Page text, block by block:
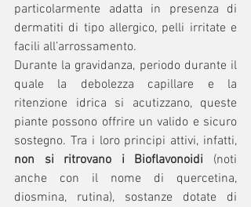
particolarmente adatta in presenza di
dermatiti di tipo allergico, pelli irritate e
facili all’arrossamento.
Durante la gravidanza, periodo durante il
quale la debolezza capillare e la
ritenzione idrica si acutizzano, queste
piante possono offrire un valido e sicuro
non si ritrovano i Bioflavonoidi (noti
anche con il nome di quercetina,
diosmina, rutina), sostanze dotate di